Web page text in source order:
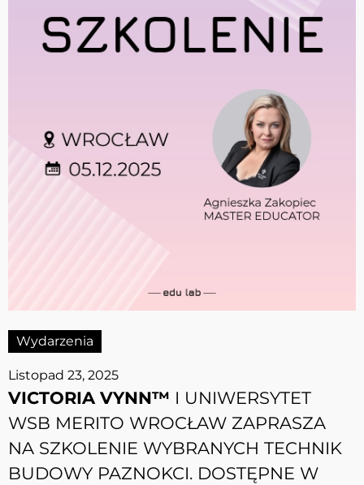
Wydarzenia
Listopad 23, 2025
VICTORIA VYNN™ I UNIWERSYTET
WSB MERITO WROCŁAW ZAPRASZA
NA SZKOLENIE WYBRANYCH TECHNIK
BUDOWY PAZNOKCI. DOSTĘPNE W